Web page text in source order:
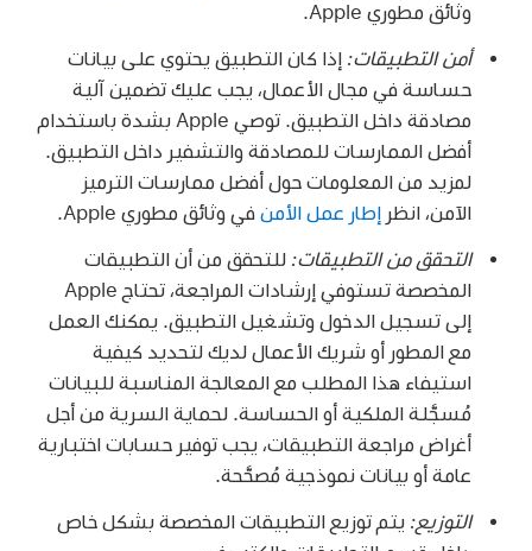
وثائق مطوري Apple.
أمن التطبيقات: إذا كان التطبيق يحتوي على بيانات
حساسة في مجال الأعمال، يجب عليك تضمين آلية
مصادقة داخل التطبيق. توصي Apple بشدة باستخدام
أفضل الممارسات للمصادقة والتشفير داخل التطبيق.
لمزيد من المعلومات حول أفضل ممارسات الترميز
الآمن، انظرإطار عمل الأمن في وثائق مطوري Apple.
التحقق من التطبيقات: للتحقق من أن التطبيقات
المخصصة تستوفي إرشادات المراجعة، تحتاج Apple
إلى تسجيل الدخول وتشغيل التطبيق. يمكنك العمل
مع المطور أو شريك الأعمال لديك لتحديد كيفية
استيفاء هذا المطلب مع المعالجة المناسبة للبيانات
مُسجَّلة الملكية أو الحساسة. لحماية السرية من أجل
أغراض مراجعة التطبيقات، يجب توفير حسابات اختبارية
عامة أو بيانات نموذجية مُصحَّحة.
التوزيع: يتم توزيع التطبيقات المخصصة بشكل خاص